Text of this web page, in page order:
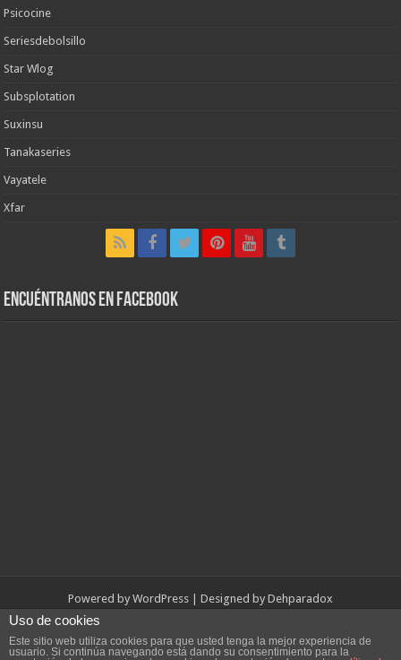
Psicocine
Seriesdebolsillo
Star Wlog
Subsplotation
Suxinsu
Tanakaseries
Vayatele
Xfar
Encuéntranos en Facebook
Powered by WordPress | Designed by Dehparadox
© Copyright 2010-2026, Dehparadox.es
Uso de cookies
Este sitio web utiliza cookies para que usted tenga la mejor experiencia de
usuario. Si continúa navegando está dando su consentimiento para la